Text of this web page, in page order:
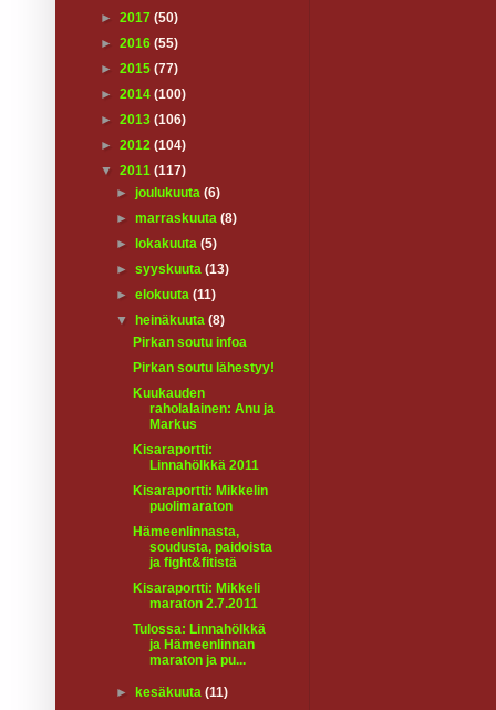
► 2017 (50)
► 2016 (55)
► 2015 (77)
► 2014 (100)
► 2013 (106)
► 2012 (104)
▼ 2011 (117)
►joulukuuta(6)
►marraskuuta(8)
►
lokakuuta(5)
►syyskuuta(13)
►elokuuta(11)
▼
heinäkuuta(8)
Pirkan soutu infoa
Pirkan soutu lähestyy!
Kuukauden
raholalainen: Anu ja
Markus
Kisaraportti:
Linnahölkkä 2011
Kisaraportti: Mikkelin
puolimaraton
Hämeenlinnasta,
soudusta, paidoista
ja fight&fitistä
Kisaraportti: Mikkeli
maraton 2.7.2011
Tulossa: Linnahölkkä
ja Hämeenlinnan
maraton ja pu...
► kesäkuuta(11)